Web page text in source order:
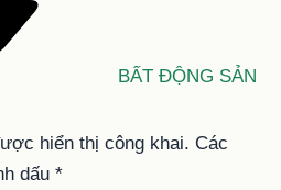
BẤT ĐỘNG SẢN
hiển thị công khai. Các
dấu *